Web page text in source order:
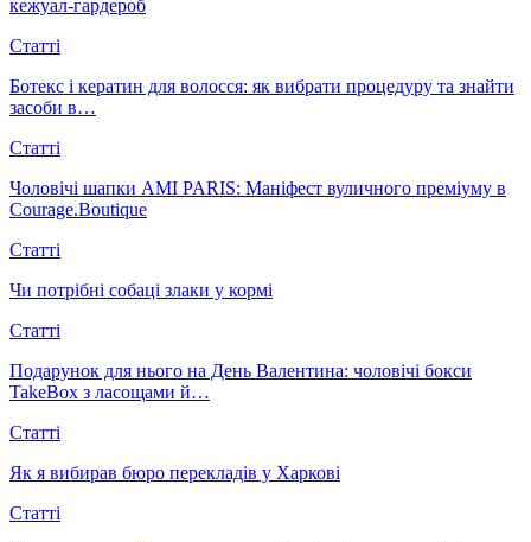
кежуал-гардероб
Статті
Ботекс і кератин для волосся: як вибрати процедуру та знайти
засоби в…
Статті
Чоловічі шапки AMI PARIS: Маніфест вуличного преміуму в
Courage.Boutique
Статті
Чи потрібні собаці злаки у кормі
Статті
Подарунок для нього на День Валентина: чоловічі бокси
TakeBox з ласощами й…
Статті
Як я вибирав бюро перекладів у Харкові
Статті